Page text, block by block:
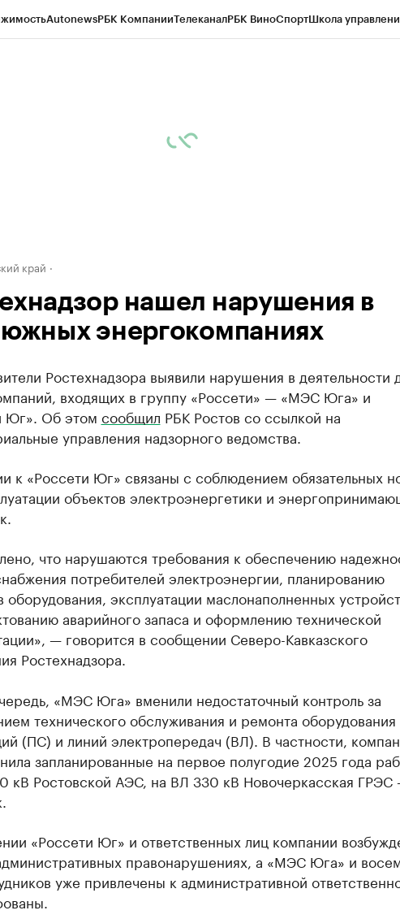
AutonewsРБК КомпанииТелеканалРБК ВиноСпортШкола
край
нашел нарушения в
южных энергокомпаниях
Ростехнадзора выявили нарушения в деятельности
входящих в группу «Россети» — «МЭС Юга» и
Юг». Об этом сообщил РБК Ростов со ссылкой на
управления надзорного ведомства.
к «Россети Юг» связаны с соблюдением обязательных
объектов электроэнергетики и
что нарушаются требования к обеспечению
потребителей электроэнергии, планированию
оборудования, эксплуатации маслонаполненных
аварийного запаса и оформлению технической
— говорится в сообщении Северо-Кавказского
Ростехнадзора.
«МЭС Юга» вменили недостаточный контроль за
технического обслуживания и ремонта оборудования
(ПС) и линий электропередач (ВЛ). В частности,
запланированные на первое полугодие 2025 года
кВ Ростовской АЭС, на ВЛ 330 кВ Новочеркасская ГРЭС
«Россети Юг» и ответственных лиц компании
правонарушениях, а «МЭС Юга» и
уже привлечены к административной